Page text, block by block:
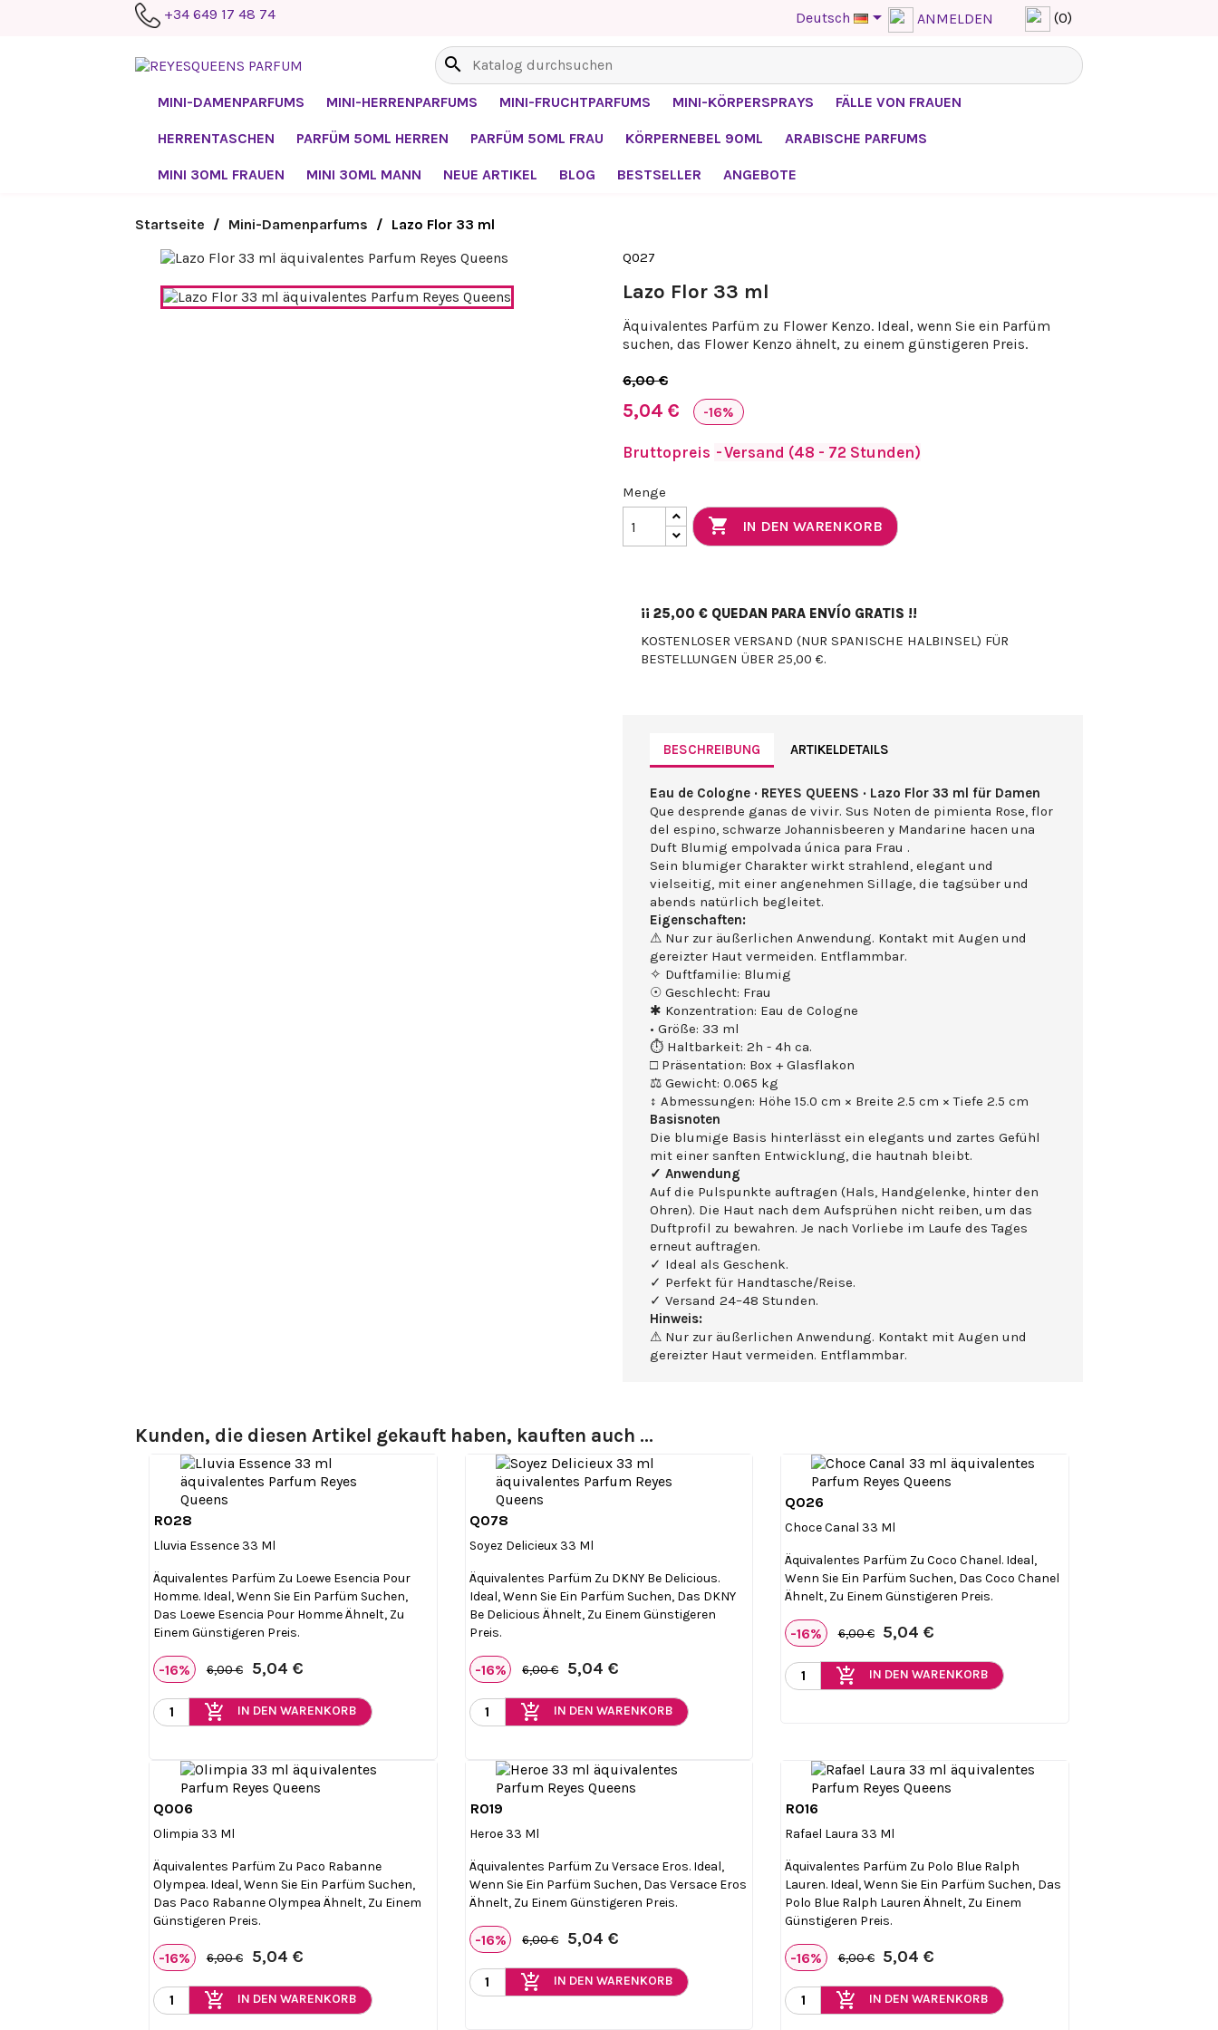
+34 649 17 48 74 Deutsch  ANMELDEN (0)
search
MINI-DAMENPARFUMS MINI-HERRENPARFUMS MINI-FRUCHTPARFUMS MINI-KÖRPERSPRAYS FÄLLE VON FRAUEN
HERRENTASCHEN PARFÜM 50ML HERREN PARFÜM 50ML FRAU KÖRPERNEBEL 90ML ARABISCHE PARFUMS
MINI 30ML FRAUEN MINI 30ML MANN NEUE ARTIKEL BLOG BESTSELLER ANGEBOTE
Startseite Mini-Damenparfums Lazo Flor 33 ml
Q027
Lazo Flor 33 ml
Äquivalentes Parfüm zu Flower Kenzo. Ideal, wenn Sie ein Parfüm
suchen, das Flower Kenzo ähnelt, zu einem günstigeren Preis.
6,00 €
5,04 € -16%
Bruttopreis Versand (48 - 72 Stunden)
Menge
 IN DEN WARENKORB
¡¡ 25,00 € QUEDAN PARA ENVÍO GRATIS !!
KOSTENLOSER VERSAND (NUR SPANISCHE HALBINSEL) FÜR
BESTELLUNGEN ÜBER 25,00 €.
BESCHREIBUNG ARTIKELDETAILS
Eau de Cologne · REYES QUEENS · Lazo Flor 33 ml für Damen
Que desprende ganas de vivir. Sus Noten de pimienta Rose, flor
del espino, schwarze Johannisbeeren y Mandarine hacen una
Duft Blumig empolvada única para Frau .
Sein blumiger Charakter wirkt strahlend, elegant und
vielseitig, mit einer angenehmen Sillage, die tagsüber und
abends natürlich begleitet.
Eigenschaften:
⚠ Nur zur äußerlichen Anwendung. Kontakt mit Augen und
gereizter Haut vermeiden. Entflammbar.
✧ Duftfamilie: Blumig
☉ Geschlecht: Frau
✱ Konzentration: Eau de Cologne
• Größe: 33 ml
⏱ Haltbarkeit: 2h - 4h ca.
□ Präsentation: Box + Glasflakon
⚖ Gewicht: 0.065 kg
↕ Abmessungen: Höhe 15.0 cm × Breite 2.5 cm × Tiefe 2.5 cm
Basisnoten
Die blumige Basis hinterlässt ein elegants und zartes Gefühl
mit einer sanften Entwicklung, die hautnah bleibt.
✓ Anwendung
Auf die Pulspunkte auftragen (Hals, Handgelenke, hinter den
Ohren). Die Haut nach dem Aufsprühen nicht reiben, um das
Duftprofil zu bewahren. Je nach Vorliebe im Laufe des Tages
erneut auftragen.
✓ Ideal als Geschenk.
✓ Perfekt für Handtasche/Reise.
✓ Versand 24–48 Stunden.
Hinweis:
⚠ Nur zur äußerlichen Anwendung. Kontakt mit Augen und
gereizter Haut vermeiden. Entflammbar.
Kunden, die diesen Artikel gekauft haben, kauften auch ...
R028
Lluvia Essence 33 Ml
Äquivalentes Parfüm Zu Loewe Esencia Pour
Homme. Ideal, Wenn Sie Ein Parfüm Suchen,
Das Loewe Esencia Pour Homme Ähnelt, Zu
Einem Günstigeren Preis.
-16% 6,00 € 5,04 €
add_shopping_cart IN DEN WARENKORB
Q078
Soyez Delicieux 33 Ml
Äquivalentes Parfüm Zu DKNY Be Delicious.
Ideal, Wenn Sie Ein Parfüm Suchen, Das DKNY
Be Delicious Ähnelt, Zu Einem Günstigeren
Preis.
-16% 6,00 € 5,04 €
add_shopping_cart IN DEN WARENKORB
Q026
Choce Canal 33 Ml
Äquivalentes Parfüm Zu Coco Chanel. Ideal,
Wenn Sie Ein Parfüm Suchen, Das Coco Chanel
Ähnelt, Zu Einem Günstigeren Preis.
-16% 6,00 € 5,04 €
add_shopping_cart IN DEN WARENKORB
Q006
Olimpia 33 Ml
Äquivalentes Parfüm Zu Paco Rabanne
Olympea. Ideal, Wenn Sie Ein Parfüm Suchen,
Das Paco Rabanne Olympea Ähnelt, Zu Einem
Günstigeren Preis.
-16% 6,00 € 5,04 €
add_shopping_cart IN DEN WARENKORB
R019
Heroe 33 Ml
Äquivalentes Parfüm Zu Versace Eros. Ideal,
Wenn Sie Ein Parfüm Suchen, Das Versace Eros
Ähnelt, Zu Einem Günstigeren Preis.
-16% 6,00 € 5,04 €
add_shopping_cart IN DEN WARENKORB
R016
Rafael Laura 33 Ml
Äquivalentes Parfüm Zu Polo Blue Ralph
Lauren. Ideal, Wenn Sie Ein Parfüm Suchen, Das
Polo Blue Ralph Lauren Ähnelt, Zu Einem
Günstigeren Preis.
-16% 6,00 € 5,04 €
add_shopping_cart IN DEN WARENKORB